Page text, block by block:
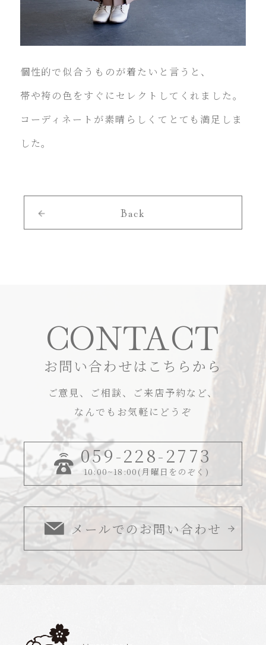
個性的で似合うものが着たいと言うと、
帯や袴の色をすぐにセレクトしてくれました。
コーディネートが素晴らしくてとても満足しま
した。
Back
CONTACT
お問い合わせはこちらから
ご意見、ご相談、ご来店予約など、
なんでもお気軽にどうぞ
059-228-2773
10:00~18:00(月曜日をのぞく)
メールでのお問い合わせ